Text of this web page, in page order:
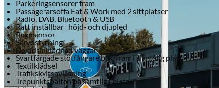
Parkeringsensorer fram
Passagerarsoffa Eat & Work med 2 sittplatser
Radio, DAB, Bluetooth & USB
Ratt inställbar i höjd- och djupled
Regnsensor
Servostyrning
Skyddsinklädnad väggar
Svartfärgade stötfångare bak/fram i slagtålig plast
Textilklädsel
Trafikskyltsavläsning
Trepunktsbälten på samtliga platser